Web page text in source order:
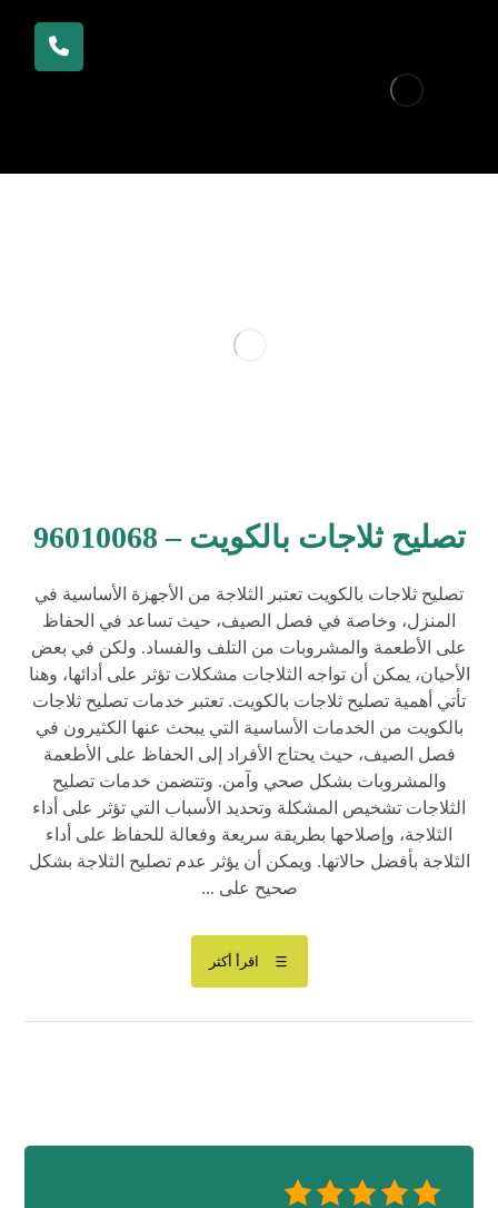
تصليح ثلاجات بالكويت – 96010068
تصليح ثلاجات بالكويت تعتبر الثلاجة من الأجهزة الأساسية في
المنزل، وخاصة في فصل الصيف، حيث تساعد في الحفاظ
على الأطعمة والمشروبات من التلف والفساد. ولكن في بعض
الأحيان، يمكن أن تواجه الثلاجات مشكلات تؤثر على أدائها، وهنا
تأتي أهمية تصليح ثلاجات بالكويت. تعتبر خدمات تصليح ثلاجات
بالكويت من الخدمات الأساسية التي يبحث عنها الكثيرون في
فصل الصيف، حيث يحتاج الأفراد إلى الحفاظ على الأطعمة
والمشروبات بشكل صحي وآمن. وتتضمن خدمات تصليح
الثلاجات تشخيص المشكلة وتحديد الأسباب التي تؤثر على أداء
الثلاجة، وإصلاحها بطريقة سريعة وفعالة للحفاظ على أداء
الثلاجة بأفضل حالاتها. ويمكن أن يؤثر عدم تصليح الثلاجة بشكل
صحيح على ...
اقرأ أكثر